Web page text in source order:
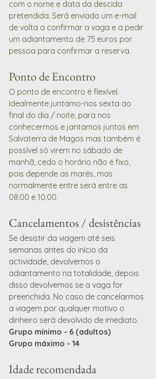
com o nome e data da descida
pretendida. Será enviado um e-mail
de volta a confirmar a vaga e a pedir
um adiantamento de 75 euros por
pessoa para confirmar a reserva.
Ponto de Encontro
O ponto de encontro é flexível.
Idealmente juntamo-nos sexta ao
final do dia / noite, para nos
conhecermos e jantamos juntos em
Salvaterra de Magos mas também é
possível só virem no sábado de
manhã, cedo o horário não é fixo,
pois depende as marés, mas
normalmente entre será entre as
08:00 e 10:00.
Cancelamentos / desistências
Se desistir da viagem até seis
semanas antes do início da
actividade, devolvemos o
adiantamento na totalidade, depois
disso devolvemos se a vaga for
preenchida. No caso de cancelarmos
a viagem por qualquer motivo o
dinheiro será devolvido de imediato.
Grupo mínimo - 6 (adultos)
Grupo máximo - 14
Idade recomendada